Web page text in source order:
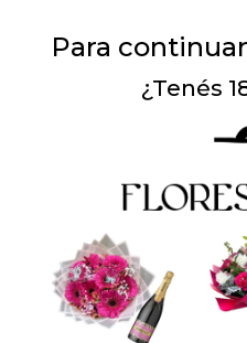
Para
¿Tenés